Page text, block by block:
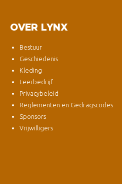
OVER LYNX
Bestuur
Geschiedenis
Kleding
Leerbedrijf
Privacybeleid
Reglementen en Gedragscodes
Sponsors
Vrijwilligers